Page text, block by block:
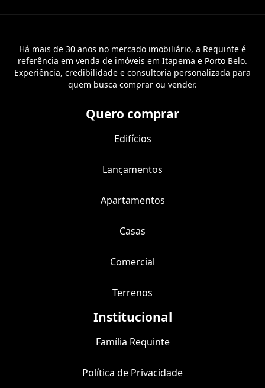
Há mais de 30 anos no mercado imobiliário, a Requinte é
referência em venda de imóveis em Itapema e Porto Belo.
Experiência, credibilidade e consultoria personalizada para
quem busca comprar ou vender.
Quero comprar
Edifícios
Lançamentos
Apartamentos
Casas
Comercial
Terrenos
Institucional
Família Requinte
Política de Privacidade